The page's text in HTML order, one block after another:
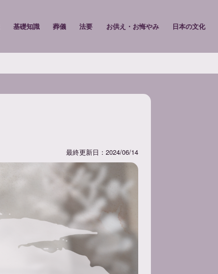
基礎知識 葬儀 法要 お供え・お悔やみ 日本の文化
最終更新日：2024/06/14